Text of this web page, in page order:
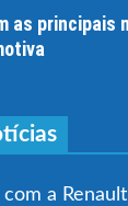
as principais
a